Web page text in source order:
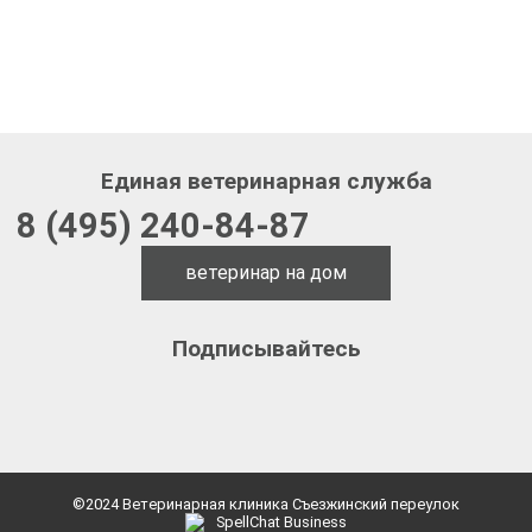
Единая ветеринарная служба
8 (495) 240-84-87
ветеринар на дом
Подписывайтесь
©2024 Ветеринарная клиника Съезжинский переулок
SpellChat Business